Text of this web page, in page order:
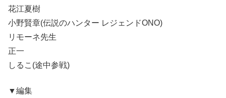
花江夏樹
小野賢章(伝説のハンター レジェンドONO)
リモーネ先生
正一
しるこ(途中参戦)
▼編集